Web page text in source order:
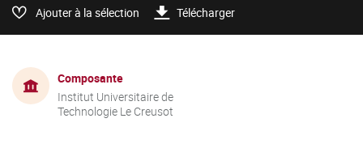
Ajouter à la sélection Télécharger
Composante
Institut Universitaire de
Technologie Le Creusot